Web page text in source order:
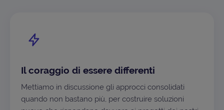
Il coraggio di essere differenti
Mettiamo in discussione gli approcci consolidati
quando non bastano più, per costruire soluzioni